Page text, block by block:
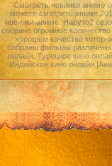
Смотреть новинки аниме
можете смотреть аниме
новинки аниме: Наруто2
собрано огромное
хорошем качестве
собраны фильмы различных
онлайн, Турецкое кино
Индийское кино